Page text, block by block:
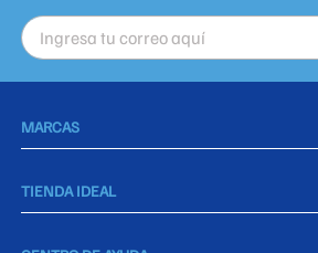
MARCAS
Agua De Piedra
TIENDA IDEAL
Política de privacidad